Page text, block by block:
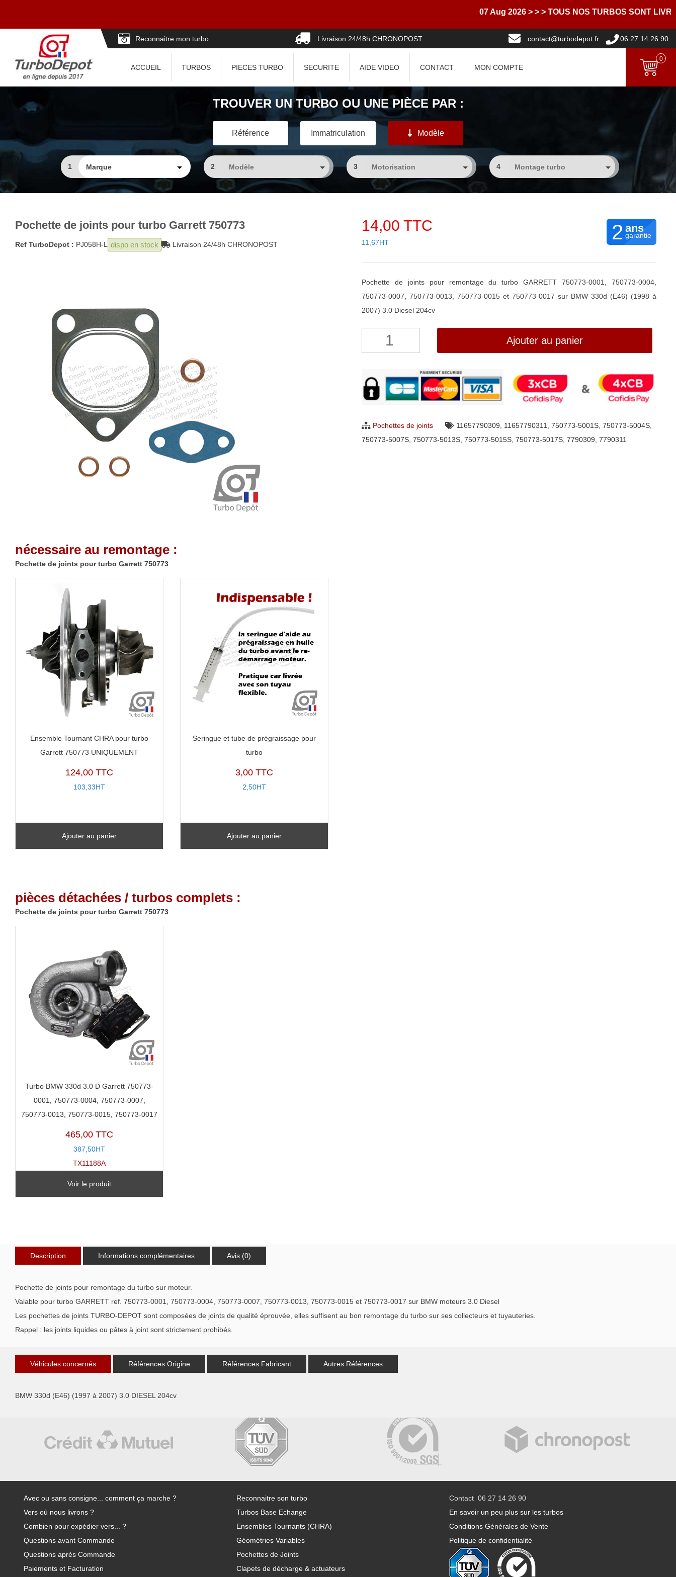
07 Aug 2026 > > > TOUS NOS TURBOS SONT LIVRES
Reconnaitre mon turbo Livraison 24/48h CHRONOPOST contact@turbodepot.fr 06 27 14 26 90
ACCUEIL TURBOS PIECES TURBO SECURITE AIDE VIDEO CONTACT MON COMPTE
0
TROUVER UN TURBO OU UNE PIÈCE PAR :
Référence Immatriculation Modèle
1 2 3 4
Pochette de joints pour turbo Garrett 750773
Ref TurboDepot : PJ058H-L dispo en stock Livraison 24/48h CHRONOPOST
14,00 TTC
11,67HT 2 ans
garantie
Pochette de joints pour remontage du turbo GARRETT 750773-0001, 750773-0004,
750773-0007, 750773-0013, 750773-0015 et 750773-0017 sur BMW 330d (E46) (1998 à
2007) 3.0 Diesel 204cv
de
joints
Ajouter au panier
Pochettes de joints 11657790309 11657790311 750773-5001S, 750773-5004S,
750773-5007S, 750773-5013S, 750773-5015S, 750773-5017S, 7790309 7790311
nécessaire au remontage :
Pochette de joints pour turbo Garrett 750773
Ensemble Tournant CHRA pour turbo
Garrett 750773 UNIQUEMENT
124,00 TTC
103,33HT
Ajouter au panier
Seringue et tube de prégraissage pour
turbo
3,00 TTC
2,50HT
Ajouter au panier
pièces détachées / turbos complets :
Pochette de joints pour turbo Garrett 750773
Turbo BMW 330d 3.0 D Garrett 750773-
0001, 750773-0004, 750773-0007,
750773-0013, 750773-0015, 750773-0017
465,00 TTC
387,50HT
TX11188A
Voir le produit
Description Informations complémentaires Avis (0)
Pochette de joints pour remontage du turbo sur moteur.
Valable pour turbo GARRETT ref. 750773-0001, 750773-0004, 750773-0007, 750773-0013, 750773-0015 et 750773-0017 sur BMW moteurs 3.0 Diesel
Les pochettes de joints TURBO-DEPOT sont composées de joints de qualité éprouvée, elles suffisent au bon remontage du turbo sur ses collecteurs et tuyauteries.
Rappel : les joints liquides ou pâtes à joint sont strictement prohibés.
Véhicules concernés Références Origine Références Fabricant Autres Références
BMW 330d (E46) (1997 à 2007) 3.0 DIESEL 204cv
Avec ou sans consigne... comment ça marche ?
Vers où nous livrons ?
Combien pour expédier vers... ?
Questions avant Commande
Questions après Commande
Paiements et Facturation
Reconnaitre son turbo
Turbos Base Echange
Ensembles Tournants (CHRA)
Géométries Variables
Pochettes de Joints
Clapets de décharge & actuateurs
Contact 06 27 14 26 90
En savoir un peu plus sur les turbos
Conditions Générales de Vente
Politique de confidentialité